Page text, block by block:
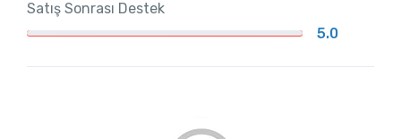
Satış Sonrası Destek
5.0